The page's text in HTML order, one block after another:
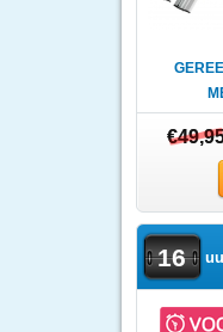
16